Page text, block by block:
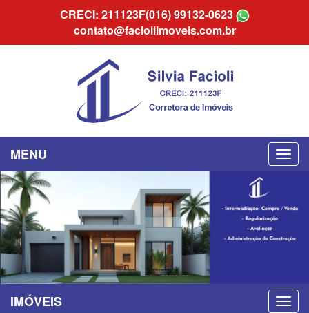
CRECI: 211123F(016) 99132-0623
contato@facioliimoveis.com.br
MENU
IMÓVEIS